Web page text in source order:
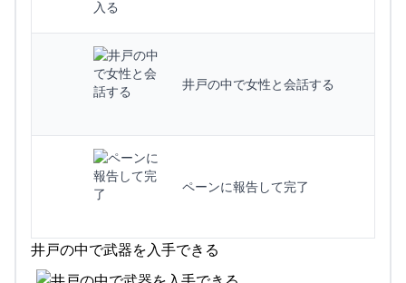
井戸の中で女性と会話する
ペーンに報告して完了
井戸の中で武器を入手できる